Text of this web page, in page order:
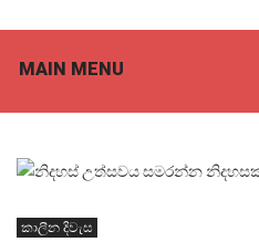
MAIN MENU
කාලීන දිවැස